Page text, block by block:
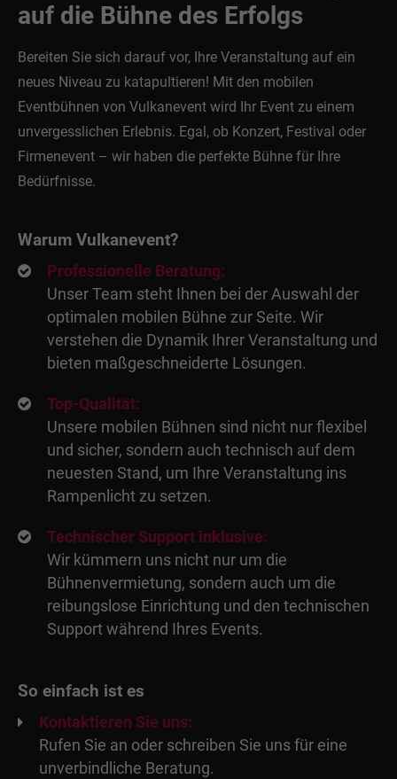
auf die Bühne des Erfolgs
Bereiten Sie sich darauf vor, Ihre Veranstaltung auf ein
neues Niveau zu katapultieren! Mit den mobilen
Eventbühnen von Vulkanevent wird Ihr Event zu einem
unvergesslichen Erlebnis. Egal, ob Konzert, Festival oder
Firmenevent – wir haben die perfekte Bühne für Ihre
Bedürfnisse.
Warum Vulkanevent?
Professionelle Beratung:
Unser Team steht Ihnen bei der Auswahl der
optimalen mobilen Bühne zur Seite. Wir
verstehen die Dynamik Ihrer Veranstaltung und
bieten maßgeschneiderte Lösungen.
Top-Qualität:
Unsere mobilen Bühnen sind nicht nur flexibel
und sicher, sondern auch technisch auf dem
neuesten Stand, um Ihre Veranstaltung ins
Rampenlicht zu setzen.
Technischer Support inklusive:
Wir kümmern uns nicht nur um die
Bühnenvermietung, sondern auch um die
reibungslose Einrichtung und den technischen
Support während Ihres Events.
So einfach ist es
Kontaktieren Sie uns:
Rufen Sie an oder schreiben Sie uns für eine
unverbindliche Beratung.